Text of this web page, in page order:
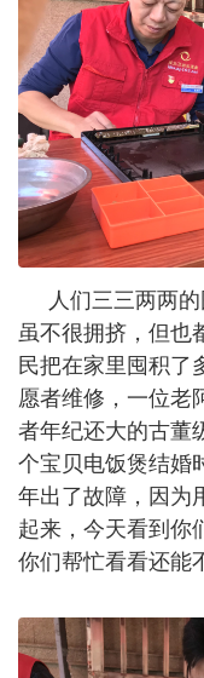
人们三三两两的
虽不很拥挤，但也
民把在家里囤积了
愿者维修，一位老
者年纪还大的古董
个宝贝电饭煲结婚
年出了故障，因为
起来，今天看到你
你们帮忙看看还能